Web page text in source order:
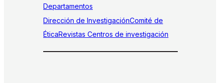
Departamentos
Dirección de InvestigaciónComité de
ÉticaRevistas Centros de investigación